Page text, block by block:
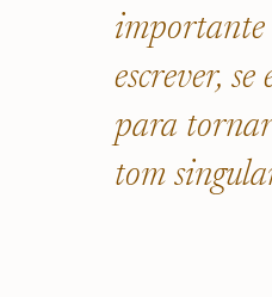
importante
escrever,
para
tom